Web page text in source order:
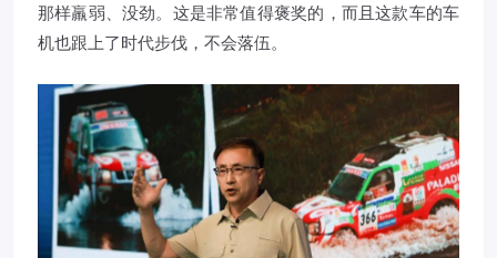
那样羸弱、没劲。这是非常值得褒奖的，而且这款车的车
机也跟上了时代步伐，不会落伍。